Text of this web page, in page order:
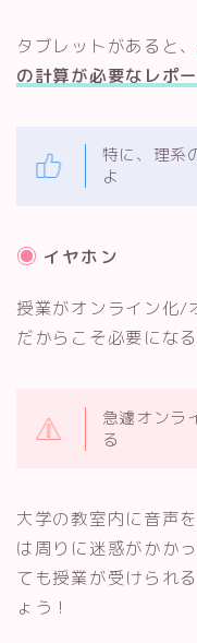
タブレットがあると、
の計算が必要なレポ
特に、理系
よ
イヤホン
授業がオンライン化/
だからこそ必要にな
急遽オンラ
る
大学の教室内に音声
は周りに迷惑がかか
ても授業が受けられ
ょう！